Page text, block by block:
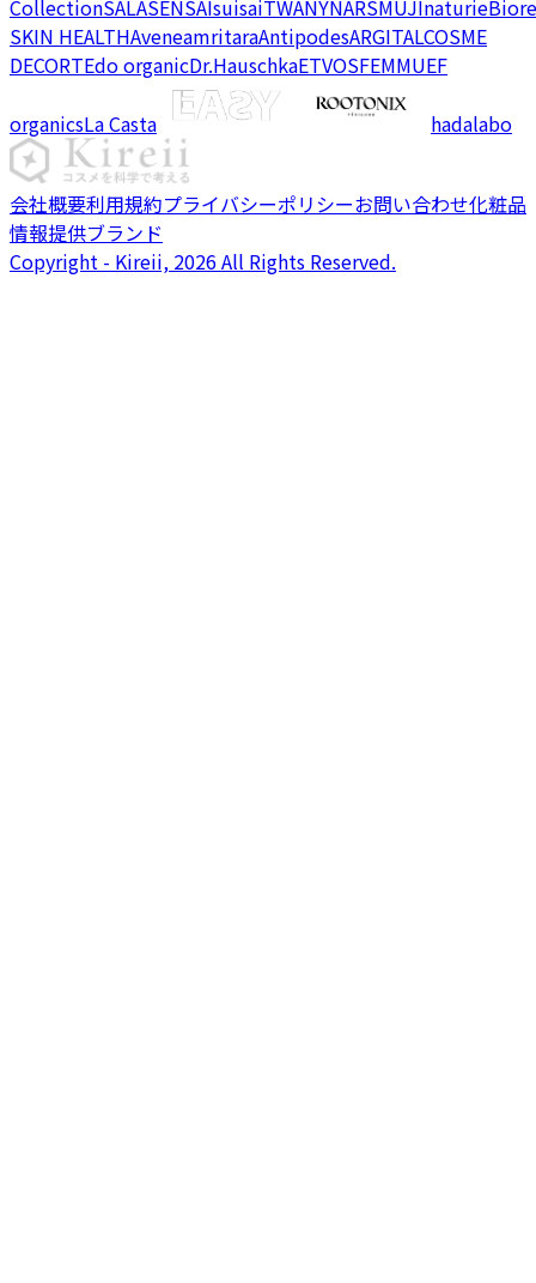
CollectionSALASENSAIsuisaiTWANYNARSMUJInaturieBiore
SKIN HEALTHAveneamritaraAntipodesARGITALCOSME
DECORTEdo organicDr.HauschkaETVOSFEMMUEF
organicsLa Casta hadalabo
会社概要利用規約プライバシーポリシーお問い合わせ化粧品
情報提供ブランド
Copyright - Kireii, 2026 All Rights Reserved.